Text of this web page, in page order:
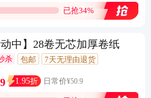
已抢34%
动中】28卷无芯加厚卷纸
杀 包邮
7天无理由退货
1.95折 日常价¥50.9